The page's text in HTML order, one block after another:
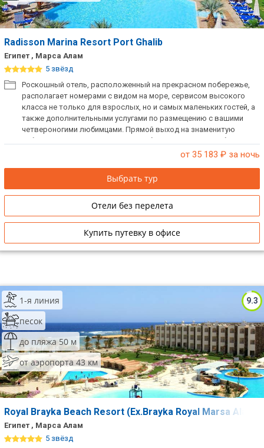
Radisson Marina Resort Port Ghalib
Египет , Марса Алам
5 звёзд
Роскошный отель, расположенный на прекрасном побережье,
располагает номерами с видом на море, сервисом высокого
класса не только для взрослых, но и самых маленьких гостей, а
также дополнительными услугами по размещению с вашими
четвероногими любимцами. Прямой выход на знаменитую
набережную - Променад Порт Галиб с эксклюзивными бутиками
от 35 183 ₽ за ночь
Выбрать тур
Отели без перелета
Купить путевку в офисе
9.3
1-я линия
песок
до пляжа 50 м
от аэропорта 43 км
Royal Brayka Beach Resort (Ex.Brayka Royal Marsa Alam)
Египет , Марса Алам
5 звёзд